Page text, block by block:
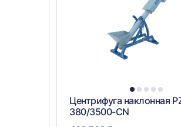
1 2 3 4 5
Центрифуга наклонная
380/3500-CN